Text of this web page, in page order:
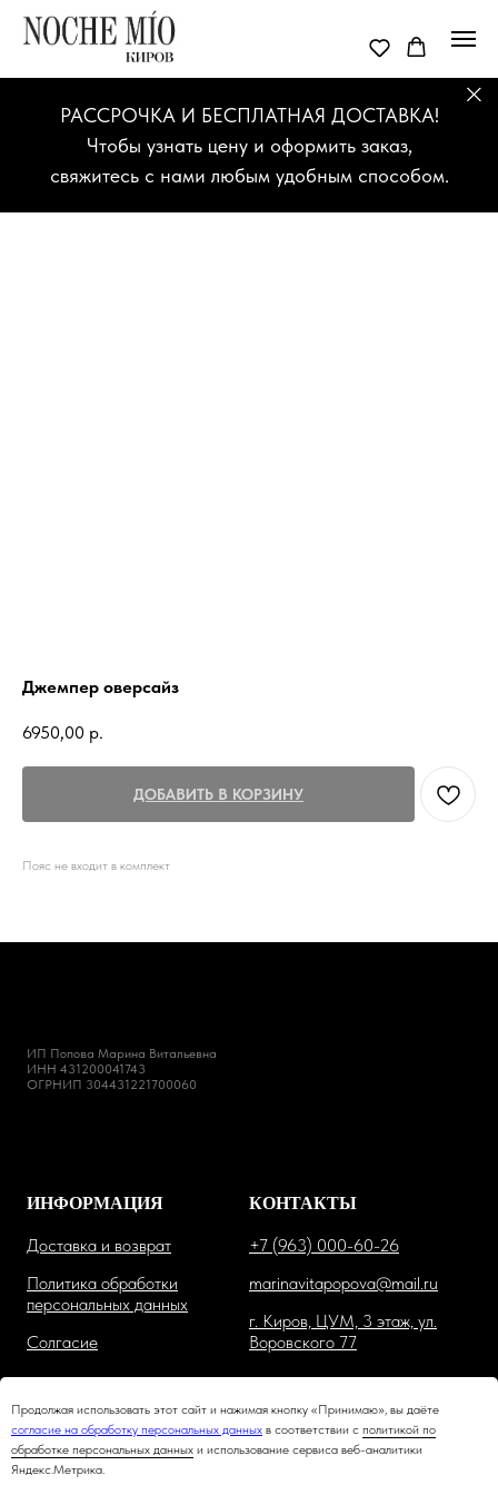
РАССРОЧКА И БЕСПЛАТНАЯ ДОСТАВКА!
Чтобы узнать цену и оформить заказ,
свяжитесь с нами любым удобным способом.
Продолжая использовать этот сайт и нажимая кнопку «Принимаю», вы даёте
согласие на обработку персональных данных в соответствии с политикой по
обработке персональных данных и использование сервиса веб-аналитики
Яндекс.Метрика.
Джемпер оверсайз
6950,00 р.
ДОБАВИТЬ В КОРЗИНУ
Пояс не входит в комплект
ИП Попова Марина Витальевна
ИНН 431200041743
ОГРНИП 304431221700060
ИНФОРМАЦИЯ
Доставка и возврат
Политика обработки
персональных данных
Солгасие
КОНТАКТЫ
+7 (963) 000-60-26
marinavitapopova@mail.ru
г. Киров, ЦУМ, 3 этаж, ул.
Воровского 77